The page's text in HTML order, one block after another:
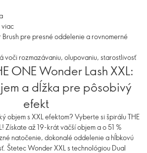
viac
pre presné oddelenie a rovnomerné
voči rozmazávaniu, olupovaniu, starostlivosť
ONE Wonder Lash XXL:
a dĺžka pre pôsobivý
efekt
objem s XXL efektom? Vyberte si špirálu THE
Získate až 19-krát väčší objem a o 51 %
natočenie, dokonalé oddelenie a hĺbkovú
Štetec Wonder XXL s technológiou Dual